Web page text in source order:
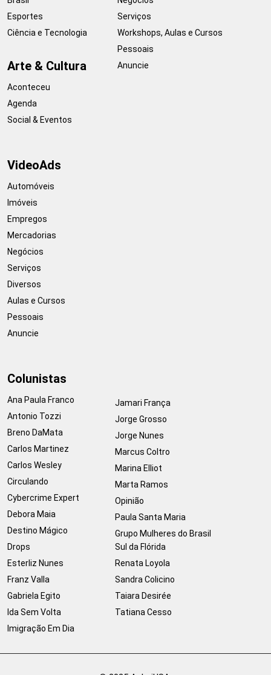
Esportes
Ciência e Tecnologia
Arte & Cultura
Aconteceu
Agenda
Social & Eventos
Serviços
Workshops, Aulas e Cursos
Pessoais
Anuncie
VideoAds
Automóveis
Imóveis
Empregos
Mercadorias
Negócios
Serviços
Diversos
Aulas e Cursos
Pessoais
Anuncie
Colunistas
Ana Paula Franco
Antonio Tozzi
Breno DaMata
Carlos Martinez
Carlos Wesley
Circulando
Cybercrime Expert
Debora Maia
Destino Mágico
Drops
Esterliz Nunes
Franz Valla
Gabriela Egito
Ida Sem Volta
Imigração Em Dia
Jamari França
Jorge Grosso
Jorge Nunes
Marcus Coltro
Marina Elliot
Marta Ramos
Opinião
Paula Santa Maria
Grupo Mulheres do Brasil
Sul da Flórida
Renata Loyola
Sandra Colicino
Taiara Desirée
Tatiana Cesso